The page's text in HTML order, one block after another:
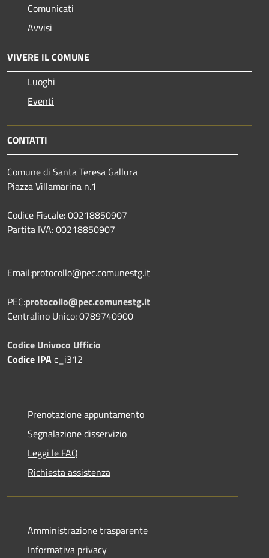
Comunicati
Avvisi
VIVERE IL COMUNE
Luoghi
Eventi
CONTATTI
Comune di Santa Teresa Gallura
Piazza Villamarina n.1
Codice Fiscale: 00218850907
Partita IVA: 00218850907
Email:protocollo@pec.comunestg.it
PEC:protocollo@pec.comunestg.it
Centralino Unico: 0789740900
Codice Univoco Ufficio
Codice IPAc_i312
Prenotazione appuntamento
Segnalazione disservizio
Leggi le FAQ
Richiesta assistenza
Amministrazione trasparente
Informativa privacy